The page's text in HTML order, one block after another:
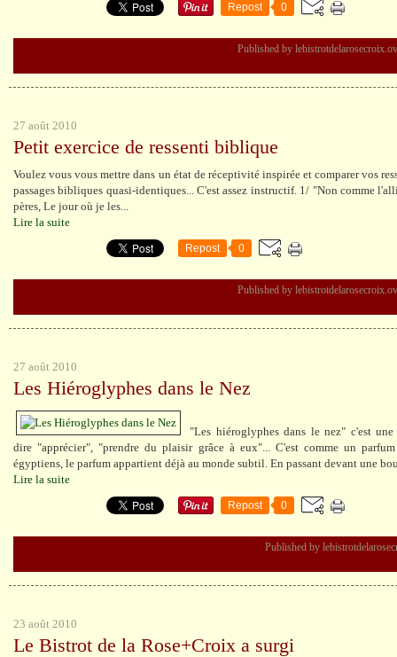
Repost 0
Published by
27 août 2010
Petit exercice de ressenti biblique
Voulez vous vous mettre dans un état de réceptivité inspirée et comparer vos
passages bibliques quasi-identiques... C'est assez instructif. 1/ "Non comme
pères, Le jour où je les...
Lire la suite
Repost 0
Published by
27 août 2010
Les Hiéroglyphes dans le Nez
"Les hiéroglyphes dans le nez" c'est
dire "apprécier", "prendre du plaisir grâce à eux"... C'est comme un
égyptiens, le parfum appartient déjà au monde subtil. En passant devant une
Lire la suite
Repost 0
Published by
23 août 2010
Le Bistrot de la Rose+Croix a surgi